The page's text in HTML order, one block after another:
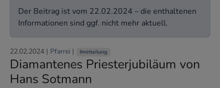
Der Beitrag ist vom 22.02.2024 – die enthaltenen
Informationen sind ggf. nicht mehr aktuell.
22.02.2024 | Pfarrei | #mitteilung
Diamantenes Priesterjubiläum von
Hans Sotmann